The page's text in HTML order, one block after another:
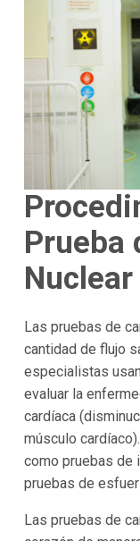
Prueba
Las pruebas de
cantidad de flujo
especialistas
evaluar la
cardíaca
músculo
como pruebas de
pruebas de
Las pruebas de